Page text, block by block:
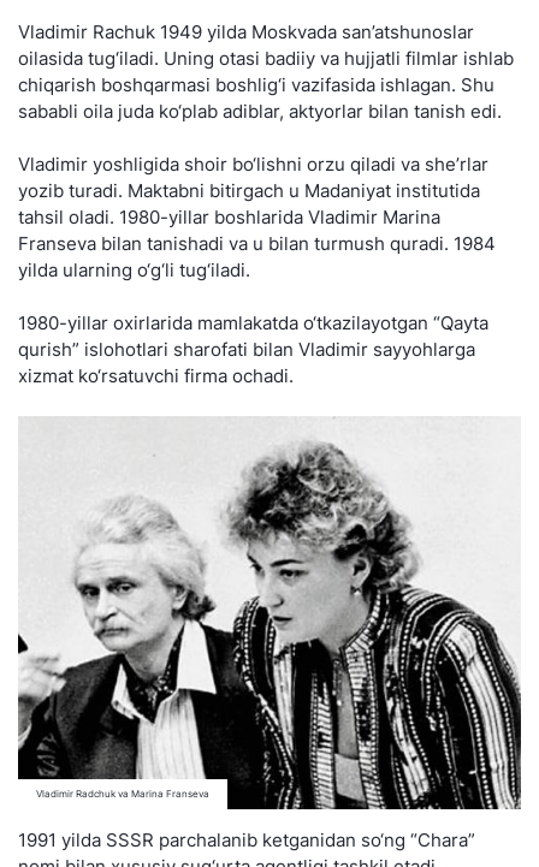
Vladimir Rachuk 1949 yilda Moskvada san’atshunoslar
oilasida tug‘iladi. Uning otasi badiiy va hujjatli filmlar ishlab
chiqarish boshqarmasi boshlig‘i vazifasida ishlagan. Shu
sababli oila juda ko‘plab adiblar, aktyorlar bilan tanish edi.
Vladimir yoshligida shoir bo‘lishni orzu qiladi va she’rlar
yozib turadi. Maktabni bitirgach u Madaniyat institutida
tahsil oladi. 1980-yillar boshlarida Vladimir Marina
Franseva bilan tanishadi va u bilan turmush quradi. 1984
yilda ularning o‘g‘li tug‘iladi.
1980-yillar oxirlarida mamlakatda o‘tkazilayotgan “Qayta
qurish” islohotlari sharofati bilan Vladimir sayyohlarga
xizmat ko‘rsatuvchi firma ochadi.
Vladimir Radchuk va Marina Franseva
1991 yilda SSSR parchalanib ketganidan so‘ng “Chara”